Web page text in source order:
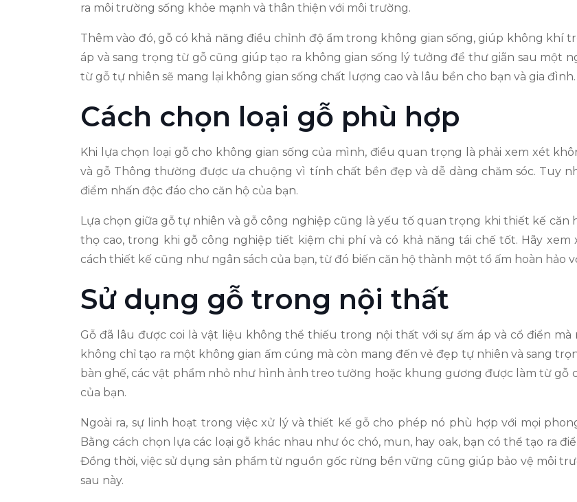
ra môi trường sống khỏe mạnh và thân thiện với môi trường.
Thêm vào đó, gỗ có khả năng điều chỉnh độ ẩm trong không gian sống, giúp không khí
áp và sang trọng từ gỗ cũng giúp tạo ra không gian sống lý tưởng để thư giãn sau một
từ gỗ tự nhiên sẽ mang lại không gian sống chất lượng cao và lâu bền cho bạn và gia đình.
Cách chọn loại gỗ phù hợp
Khi lựa chọn loại gỗ cho không gian sống của mình, điều quan trọng là phải xem xét
và gỗ Thông thường được ưa chuộng vì tính chất bền đẹp và dễ dàng chăm sóc. Tuy
điểm nhấn độc đáo cho căn hộ của bạn.
Lựa chọn giữa gỗ tự nhiên và gỗ công nghiệp cũng là yếu tố quan trọng khi thiết kế căn
thọ cao, trong khi gỗ công nghiệp tiết kiệm chi phí và có khả năng tái chế tốt. Hãy
cách thiết kế cũng như ngân sách của bạn, từ đó biến căn hộ thành một tổ ấm hoàn hảo
Sử dụng gỗ trong nội thất
Gỗ đã lâu được coi là vật liệu không thể thiếu trong nội thất với sự ấm áp và cổ điển
không chỉ tạo ra một không gian ấm cúng mà còn mang đến vẻ đẹp tự nhiên và sang
bàn ghế, các vật phẩm nhỏ như hình ảnh treo tường hoặc khung gương được làm từ gỗ
của bạn.
Ngoài ra, sự linh hoạt trong việc xử lý và thiết kế gỗ cho phép nó phù hợp với mọi
Bằng cách chọn lựa các loại gỗ khác nhau như óc chó, mun, hay oak, bạn có thể tạo ra
Đồng thời, việc sử dụng sản phẩm từ nguồn gốc rừng bền vững cũng giúp bảo vệ môi
sau này.